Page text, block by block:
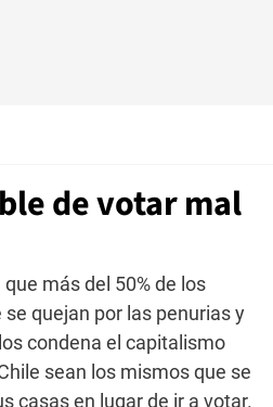
de votar mal
más del 50% de los
quejan por las penurias y
condena el capitalismo
sean los mismos que se
casas en lugar de ir a votar.